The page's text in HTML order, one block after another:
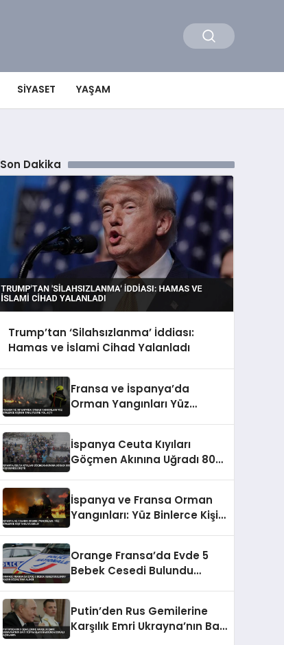
SIYASET YAŞAM
Son Dakika
Trump’tan ‘Silahsızlanma’ İddiası:
Hamas ve İslami Cihad Yalanladı
Fransa ve İspanya’da
Orman Yangınları Yüz
İspanya Ceuta Kıyıları
Göçmen Akınına Uğradı 800
İspanya ve Fransa Orman
Yangınları: Yüz Binlerce Kişi
Orange Fransa’da Evde 5
Bebek Cesedi Bulundu
Putin’den Rus Gemilerine
Karşılık Emri Ukrayna’nın Batı